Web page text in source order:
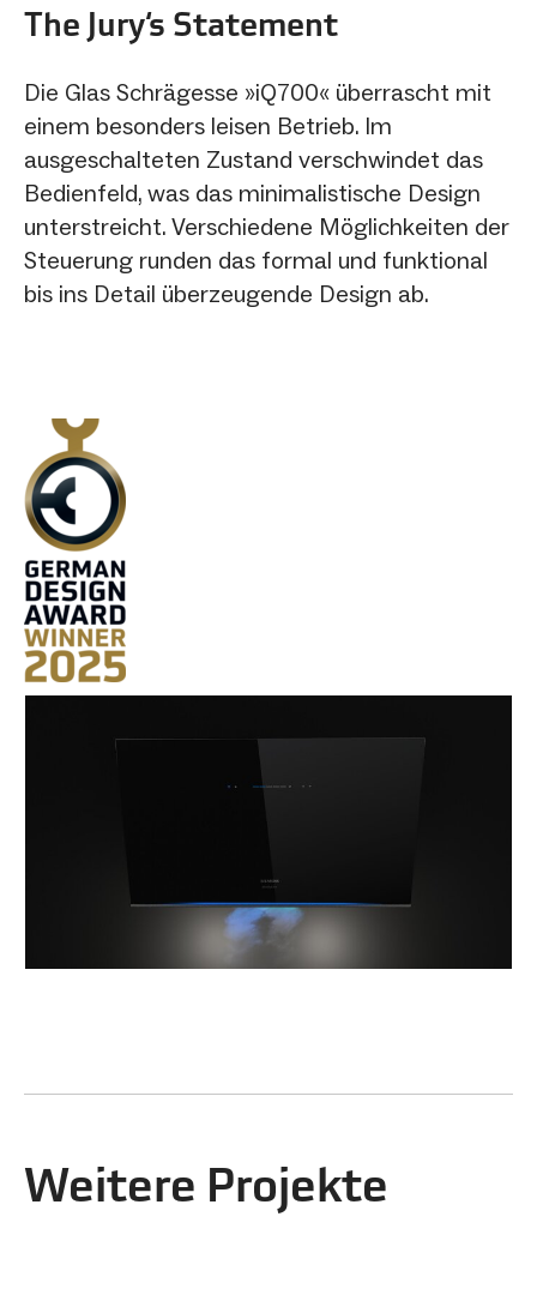
The Jury‘s Statement
Die Glas Schrägesse »iQ700« überrascht mit
einem besonders leisen Betrieb. Im
ausgeschalteten Zustand verschwindet das
Bedienfeld, was das minimalistische Design
unterstreicht. Verschiedene Möglichkeiten der
Steuerung runden das formal und funktional
bis ins Detail überzeugende Design ab.
Weitere Projekte